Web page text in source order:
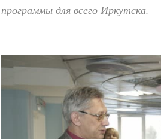
программы для всего Иркутска.